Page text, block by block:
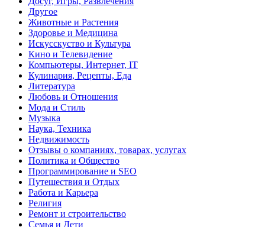
Другое
Животные и Растения
Здоровье и Медицина
Искусскуство и Культура
Кино и Телевидение
Компьютеры, Интернет, IT
Кулинария, Рецепты, Еда
Литература
Любовь и Отношения
Мода и Стиль
Музыка
Наука, Техника
Недвижимость
Отзывы о компаниях, товарах, услугах
Политика и Общество
Программирование и SEO
Путешествия и Отдых
Работа и Карьера
Религия
Ремонт и строительство
Семья и Дети